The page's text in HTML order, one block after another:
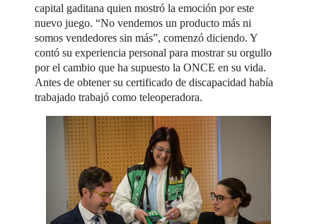
capital gaditana quien mostró la emoción por este
nuevo juego. “No vendemos un producto más ni
somos vendedores sin más”, comenzó diciendo. Y
contó su experiencia personal para mostrar su orgullo
por el cambio que ha supuesto la ONCE en su vida.
Antes de obtener su certificado de discapacidad había
trabajado trabajó como teleoperadora.